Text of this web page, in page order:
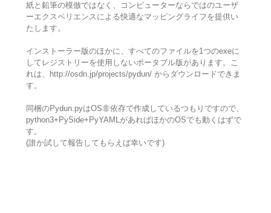
紙と鉛筆の模倣ではなく、コンピューターならではのユーザ
ーエクスペリエンスによる快適なマッピングライフを提供い
たします。
インストーラー版のほかに、すべてのファイルを1つのexeに
してレジストリーを使用しないポータブル版があります。こ
れは、http://osdn.jp/projects/pydun/ からダウンロードできま
す。
同梱のPydun.pyはOS非依存で作成しているつもりですので、
python3+PySide+PyYAMLがあればほかのOSでも動くはずで
す。
(誰か試して報告してもらえば幸いです)